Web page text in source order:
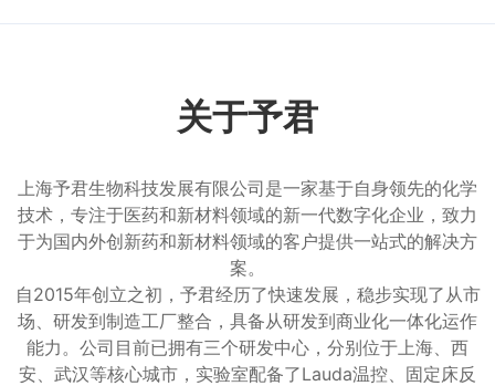
关于予君
上海予君生物科技发展有限公司是一家基于自身领先的化学
技术，专注于医药和新材料领域的新一代数字化企业，致力
于为国内外创新药和新材料领域的客户提供一站式的解决方
案。
自2015年创立之初，予君经历了快速发展，稳步实现了从市
场、研发到制造工厂整合，具备从研发到商业化一体化运作
能力。公司目前已拥有三个研发中心，分别位于上海、西
安、武汉等核心城市，实验室配备了Lauda温控、固定床反